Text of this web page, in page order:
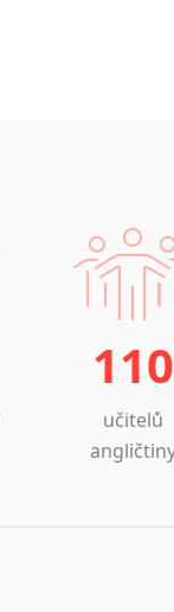
110
učitelů